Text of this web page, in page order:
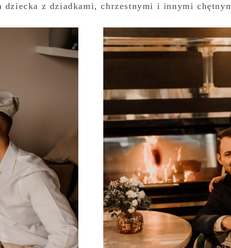
dziecka z dziadkami, chrzestnymi i innymi